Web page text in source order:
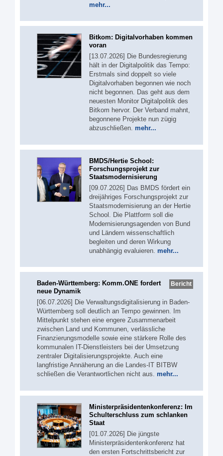
mehr...
Bitkom: Digitalvorhaben kommen
voran
[13.07.2026] Die Bundesregierung
hält in der Digitalpolitik das Tempo:
Erstmals sind doppelt so viele
Digitalvorhaben begonnen wie noch
nicht begonnen. Das geht aus dem
neuesten Monitor Digitalpolitik des
Bitkom hervor. Der Verband mahnt,
begonnene Projekte nun zügig
abzuschließen. mehr...
BMDS/Hertie School:
Forschungsprojekt zur
Staatsmodernisierung
[09.07.2026] Das BMDS fördert ein
dreijähriges Forschungsprojekt zur
Staatsmodernisierung an der Hertie
School. Die Plattform soll die
Modernisierungsagenden von Bund
und Ländern wissenschaftlich
begleiten und deren Wirkung
unabhängig evaluieren. mehr...
Bericht
Baden-Württemberg: Komm.ONE fordert
neue Dynamik
[06.07.2026] Die Verwaltungsdigitalisierung in Baden-
Württemberg soll deutlich an Tempo gewinnen. Im
Mittelpunkt stehen eine engere Zusammenarbeit
zwischen Land und Kommunen, verlässliche
Finanzierungsmodelle sowie eine stärkere Rolle des
kommunalen IT-Dienstleisters bei der Umsetzung
zentraler Digitalisierungsprojekte. Auch eine
langfristige Annäherung an die Landes-IT BITBW
schließen die Verantwortlichen nicht aus. mehr...
Ministerpräsidentenkonferenz: Im
Schulterschluss zum schlanken
Staat
[01.07.2026] Die jüngste
Ministerpräsidentenkonferenz hat
den ersten Fortschrittsbericht zur